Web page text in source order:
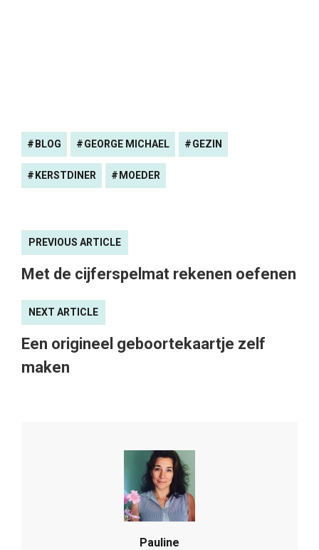
BLOG GEORGE MICHAEL GEZIN
KERSTDINER MOEDER
PREVIOUS ARTICLE
Met de cijferspelmat rekenen oefenen
NEXT ARTICLE
Een origineel geboortekaartje zelf
maken
Pauline